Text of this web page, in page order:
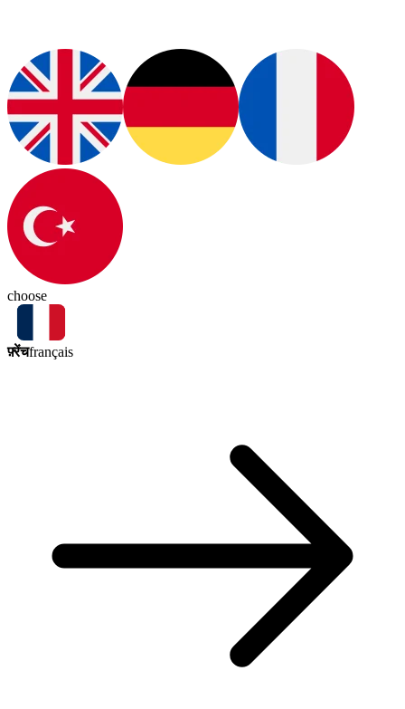
choose
फ़्रेंचfrançais